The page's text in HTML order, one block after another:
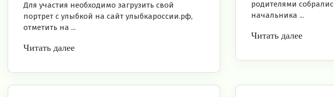
Для участия необходимо загрузить свой
портрет с улыбкой на сайт улыбкароссии.рф,
отметить на ...
Читать далее
родителями
начальника ...
Читать далее